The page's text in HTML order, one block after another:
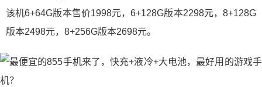
该机6+64G版本售价1998元，6+128G版本2298元，8+128G
版本2498元，8+256G版本2698元。